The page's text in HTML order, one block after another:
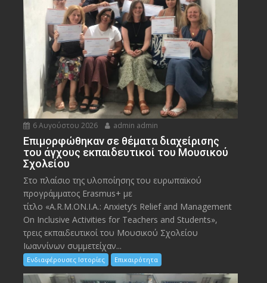
6 Αυγούστου 2026 admin admin
Eπιμορφώθηκαν σε θέματα διαχείρισης
του άγχους εκπαιδευτικοί του Μουσικού
Σχολείου
Στο πλαίσιο της υλοποίησης του ευρωπαϊκού
προγράμματος Erasmus+ με
τίτλο «A.R.M.ON.I.A.: Anxiety’s Relief and Management
On Inclusive Activities for Teachers and Students»,
τρεις εκπαιδευτικοί του Μουσικού Σχολείου
Ιωαννίνων συμμετείχαν...
Ενδιαφέρουσες Ιστορίες Επικαιρότητα